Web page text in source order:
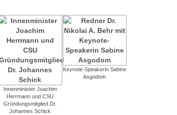
Innenminister Joachim
Herrmann und CSU
Gründungsmitglied Dr.
Johannes Schick
Keynote-Speakerin Sabine
Asgodom